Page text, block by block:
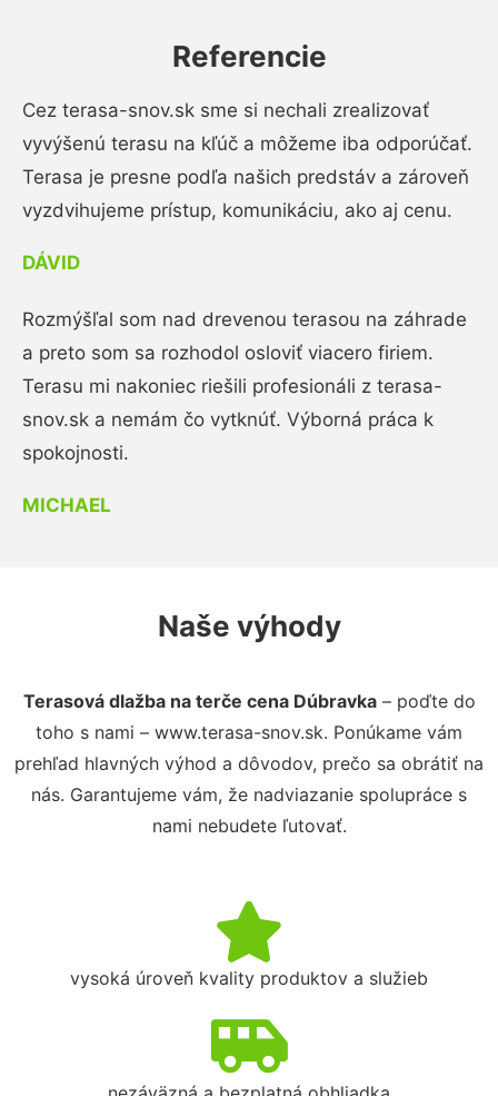
Referencie
Cez terasa-snov.sk sme si nechali zrealizovať
vyvýšenú terasu na kľúč a môžeme iba odporúčať.
Terasa je presne podľa našich predstáv a zároveň
vyzdvihujeme prístup, komunikáciu, ako aj cenu.
DÁVID
Rozmýšľal som nad drevenou terasou na záhrade
a preto som sa rozhodol osloviť viacero firiem.
Terasu mi nakoniec riešili profesionáli z terasa-
snov.sk a nemám čo vytknúť. Výborná práca k
spokojnosti.
MICHAEL
Naše výhody
Terasová dlažba na terče cena Dúbravka– poďte do
toho s nami – www.terasa-snov.sk. Ponúkame vám
prehľad hlavných výhod a dôvodov, prečo sa obrátiť na
nás. Garantujeme vám, že nadviazanie spolupráce s
nami nebudete ľutovať.
vysoká úroveň kvality produktov a služieb